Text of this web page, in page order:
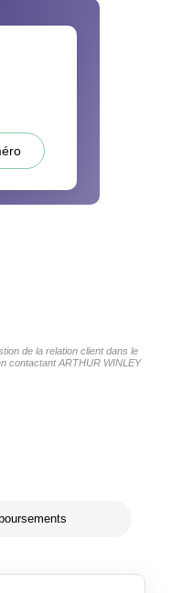
de la relation client dans le
contactant ARTHUR WINLEY